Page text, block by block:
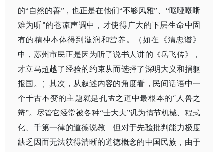
的“自然的善”，也正是在他们“不够风雅”、“呕哑嘲哳
难为听”的苍凉声调中，才使得广大的下层生命中固
有的精神本体得到滋润和营养。（如在《清忠谱》
中，苏州市民正是因为听了说书人讲的《岳飞传》，
才立马超越了经验的约束从而选择了深明大义和捐躯
报国。）其次，从叙述内容的角度看，民间话语中一
个千古不变的主题就是孔孟之道中最根本的“人兽之
辩”。尽管它经常被各种“士大夫”讥为情节机械、程式
化、千第一律的道德说教，但对于先验批判能力极度
缺乏因而无法获得清晰的道德概念的中国民族，由于